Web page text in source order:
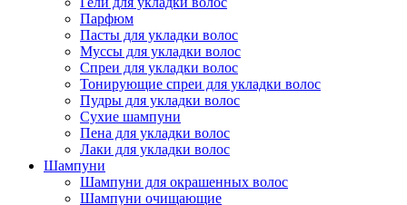
Парфюм
Пасты для укладки волос
Муссы для укладки волос
Спреи для укладки волос
Тонирующие спреи для укладки волос
Пудры для укладки волос
Сухие шампуни
Пена для укладки волос
Лаки для укладки волос
Шампуни
Шампуни для окрашенных волос
Шампуни очищающие